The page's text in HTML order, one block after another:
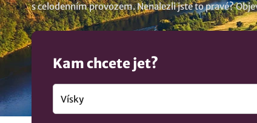
s celodenním provozem. Nenalezli jste to pravé?
Kam chcete jet?